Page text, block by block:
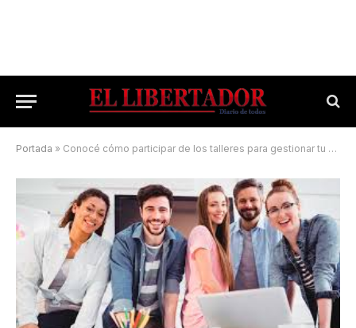
Portada » Conocé cómo participar de los talleres para gestionar tu emprendimiento